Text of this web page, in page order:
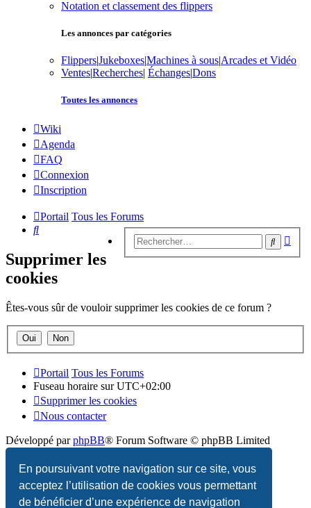
En poursuivant votre navigation sur ce site, vous
acceptez l’utilisation de cookies vous permettant
de bénéficier d’une expérience de navigation
Notation et classement des flippers
Les annonces par catégories
Flippers|Jukeboxes|Machines à sous|Arcades et Vidéo
Ventes|Recherches| Échanges|Dons
Toutes les annonces
Wiki
Agenda
FAQ
Connexion
Inscription
Portail Tous les Forums
Rechercher
Supprimer les
cookies
Êtes-vous sûr de vouloir supprimer les cookies de ce forum ?
Portail Tous les Forums
Fuseau horaire surUTC+02:00
Supprimer les cookies
Nous contacter
Développé parphpBB® Forum Software © phpBB Limited
Traduction française officielle©Qiaeru
Confidentialité |Conditions